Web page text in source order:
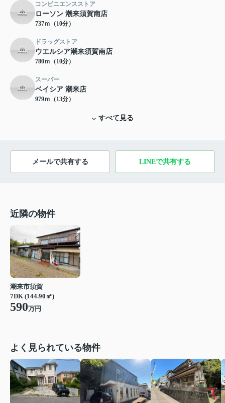
コンビニエンスストア
ローソン 潮来須賀南店
737ｍ（10分）
ドラッグストア
ウエルシア潮来須賀南店
780ｍ（10分）
スーパー
ベイシア 潮来店
979ｍ（13分）
すべて見る
メールで共有する LINEで共有する
近隣の物件
潮来市須賀
7DK (144.90㎡)
590万円
よく見られている物件